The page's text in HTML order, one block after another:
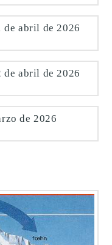
de abril de 2026
de abril de 2026
de 2026